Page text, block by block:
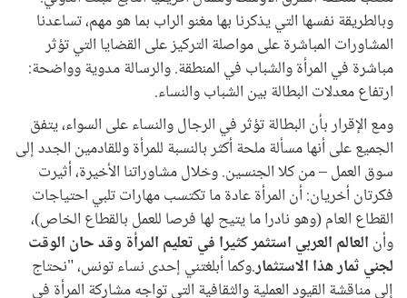
وبالطريقة نفسها التي يذكرنا بها مغنو الراب بما هو مهم، تساعدنا
المشاورات المباشرة على مواصلة التركيز على القضايا التي تؤثر
مباشرة في المرأة والشباب في المنطقة. والرسالة مدوية وواضحة:
ارتفاع معدلات البطالة بين الشباب والنساء.
ومع الإقرار بأن البطالة تؤثر في الرجال والنساء على السواء، يتفق
الجميع على أنها مسألة ملحة أكثر بالنسبة للمرأة وللقادمين الجدد إلى
سوق العمل – من كلا الجنسين. وخلال مشاوراتنا الأخيرة، أثيرت
فكرتان أخريان: أن المرأة عادة ما تكتسب مهارات تلبي احتياجات
القطاع العام (وهو نادرا ما يتيح لها فرصا للعمل بالقطاع الخاص)،
وأن العالم العربي استثمر كثيرا في تعليم المرأة وقد حان الوقت
لجني ثمار هذا الاستثمار.وكما أبلغتني إحدى نساء تونس، "نحتاج
إلى مناقشة القيود العملية والثقافية التي تواجه مشاركة المرأة في